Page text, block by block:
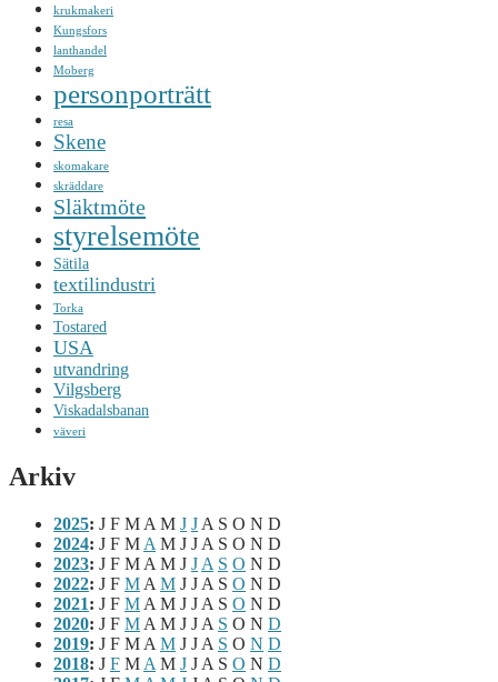
krukmakeri
Kungsfors
lanthandel
Moberg
personporträtt
resa
Skene
skomakare
skräddare
Släktmöte
styrelsemöte
Sätila
textilindustri
Torka
Tostared
USA
utvandring
Vilgsberg
Viskadalsbanan
väveri
Arkiv
2025: J F M A M J J A S O N D
2024: J F M A M J J A S O N D
2023: J F M A M J J A S O N D
2022: J F M A M J J A S O N D
2021: J F M A M J J A S O N D
2020: J F M A M J J A S O N D
2019: J F M A M J J A S O N D
2018: J F M A M J J A S O N D